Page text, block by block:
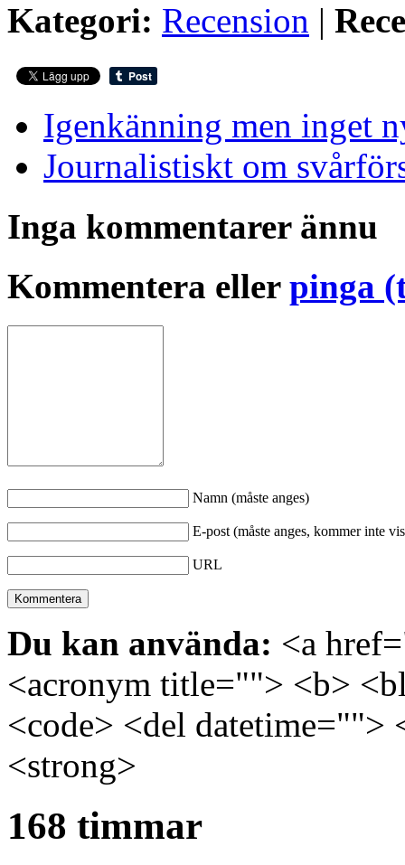
Kategori: Recension |
Igenkänning men inget
Journalistiskt om
Inga kommentarer ännu
Kommentera eller pinga
Namn (måste anges)
E-post (måste anges, kommer inte
URL
Du kan använda: <a
<acronym title=""> <b>
<code> <del
<strong>
168 timmar